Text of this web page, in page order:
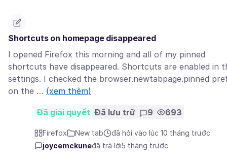
Shortcuts on homepage disappeared
I opened Firefox this morning and all of my pinned
shortcuts have disappeared. Shortcuts are enabled in
settings. I checked the browser.newtabpage.pinned
on the … (xem thêm)
Đã giải quyết Đã lưu trữ 9 693
Firefox New tab
đã hỏi vào lúc 10 tháng trước
joycemckuneđã trả lời5 tháng trước